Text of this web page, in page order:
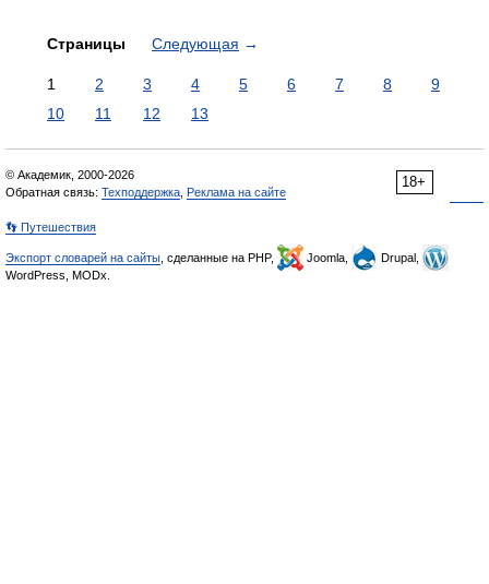
Страницы Следующая →
1 2 3 4 5 6 7 8
9
10
11 12 13
18+
© Академик, 2000-2026
Обратная связь: Техподдержка Реклама на сайте
👣 Путешествия
Экспорт словарей на сайты , сделанные на PHP, Joomla,
Drupal,
WordPress, MODx.